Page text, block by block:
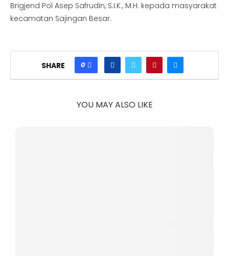
Brigjend Pol Asep Safrudin, S.I.K., M.H. kepada masyarakat
kecamatan Sajingan Besar.
SHARE 0
YOU MAY ALSO LIKE